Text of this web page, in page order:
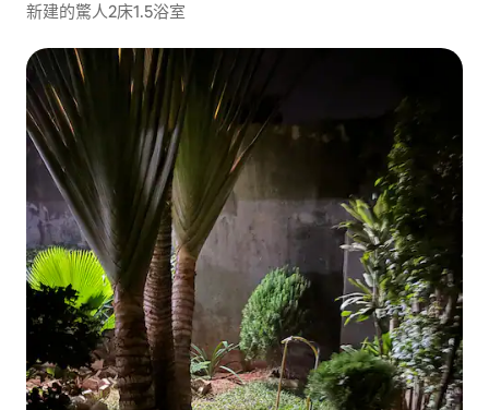
新建的驚人2床1.5浴室